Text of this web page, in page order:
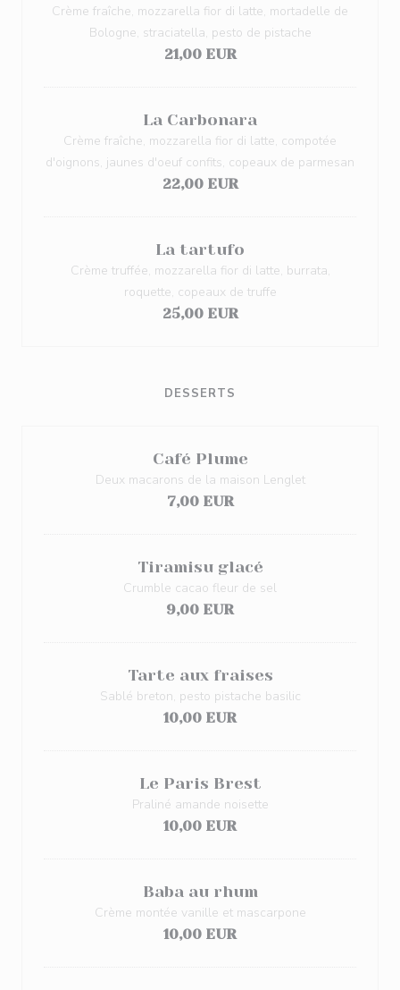
Crème fraîche, mozzarella fior di latte, mortadelle de
Bologne, straciatella, pesto de pistache
21,00 EUR
La Carbonara
Crème fraîche, mozzarella fior di latte, compotée
d'oignons, jaunes d'oeuf confits, copeaux de parmesan
22,00 EUR
La tartufo
Crème truffée, mozzarella fior di latte, burrata,
roquette, copeaux de truffe
25,00 EUR
DESSERTS
Café Plume
Deux macarons de la maison Lenglet
7,00 EUR
Tiramisu glacé
Crumble cacao fleur de sel
9,00 EUR
Tarte aux fraises
Sablé breton, pesto pistache basilic
10,00 EUR
Le Paris Brest
Praliné amande noisette
10,00 EUR
Baba au rhum
Crème montée vanille et mascarpone
10,00 EUR